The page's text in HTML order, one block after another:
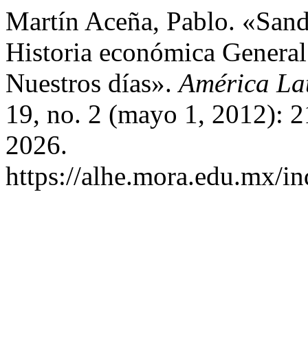
Martín Aceña, Pablo.
Historia económica
Nuestros días».América
19, no. 2 (mayo 1, 2012):
2026.
https://alhe.mora.edu.mx/